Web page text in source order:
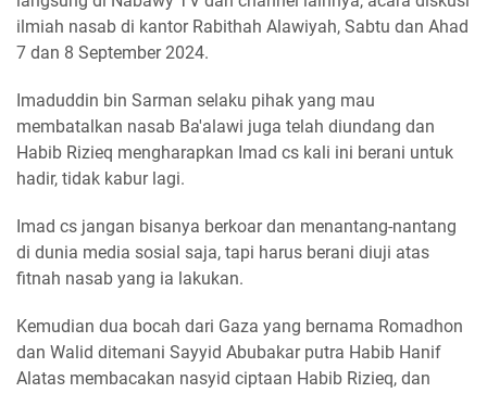
ilmiah nasab di kantor Rabithah Alawiyah, Sabtu dan Ahad
7 dan 8 September 2024.
Imaduddin bin Sarman selaku pihak yang mau
membatalkan nasab Ba'alawi juga telah diundang dan
Habib Rizieq mengharapkan Imad cs kali ini berani untuk
hadir, tidak kabur lagi.
Imad cs jangan bisanya berkoar dan menantang-nantang
di dunia media sosial saja, tapi harus berani diuji atas
fitnah nasab yang ia lakukan.
Kemudian dua bocah dari Gaza yang bernama Romadhon
dan Walid ditemani Sayyid Abubakar putra Habib Hanif
Alatas membacakan nasyid ciptaan Habib Rizieq, dan